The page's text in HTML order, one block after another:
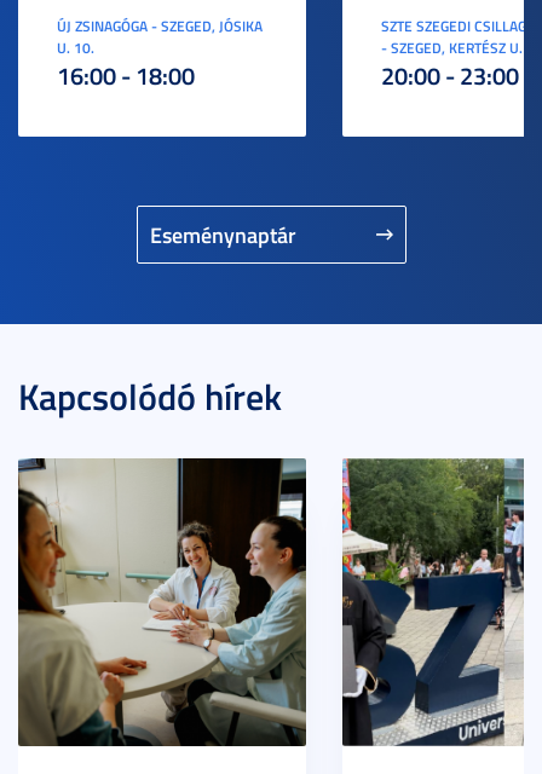
Eseménynaptár
ÚJ ZSINAGÓGA - SZEGED, JÓSIKA
U. 10.
16:00 - 18:00
SZTE SZEGEDI
- SZEGED, KERTÉSZ U. 3.
20:00 - 23:00
Kapcsolódó hírek